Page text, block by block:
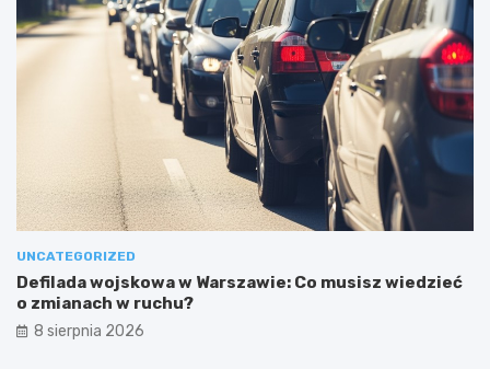
UNCATEGORIZED
Defilada wojskowa w Warszawie: Co musisz wiedzieć
o zmianach w ruchu?
8 sierpnia 2026